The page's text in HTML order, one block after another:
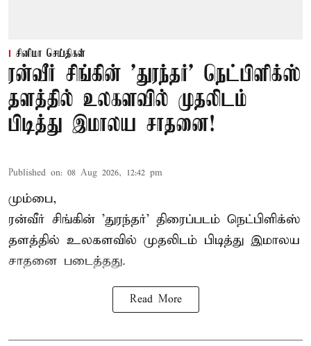
சினிமா செய்திகள்
ரன்வீர் சிங்கின் 'துரந்தர்' நெட்பிளிக்ஸ்
தளத்தில் உலகளவில் முதலிடம்
பிடித்து இமாலய சாதனை!
Published on: 08 Aug 2026, 12:42 pm
மும்பை,
ரன்வீர் சிங்கின் 'துரந்தர்' திரைப்படம் நெட்பிளிக்ஸ்
தளத்தில் உலகளவில் முதலிடம் பிடித்து இமாலய
சாதனை படைத்தது.
Read More